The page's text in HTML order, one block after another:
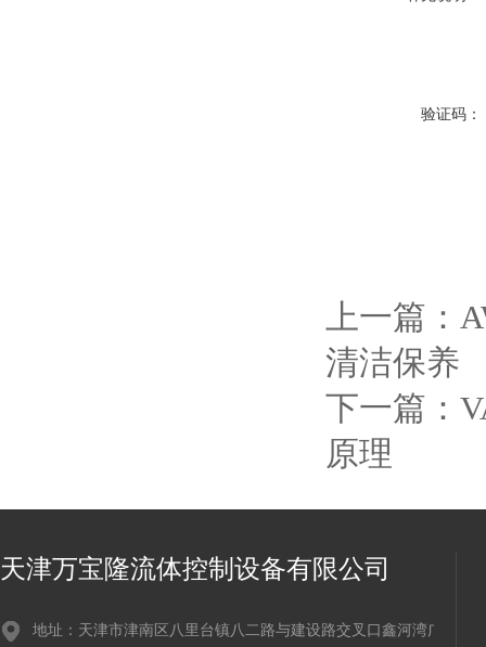
验证码：
上一篇：
清洁保养
下一篇：
原理
天津万宝隆流体控制设备有限公司
地址：天津市津南区八里台镇八二路与建设路交叉口鑫河湾广场